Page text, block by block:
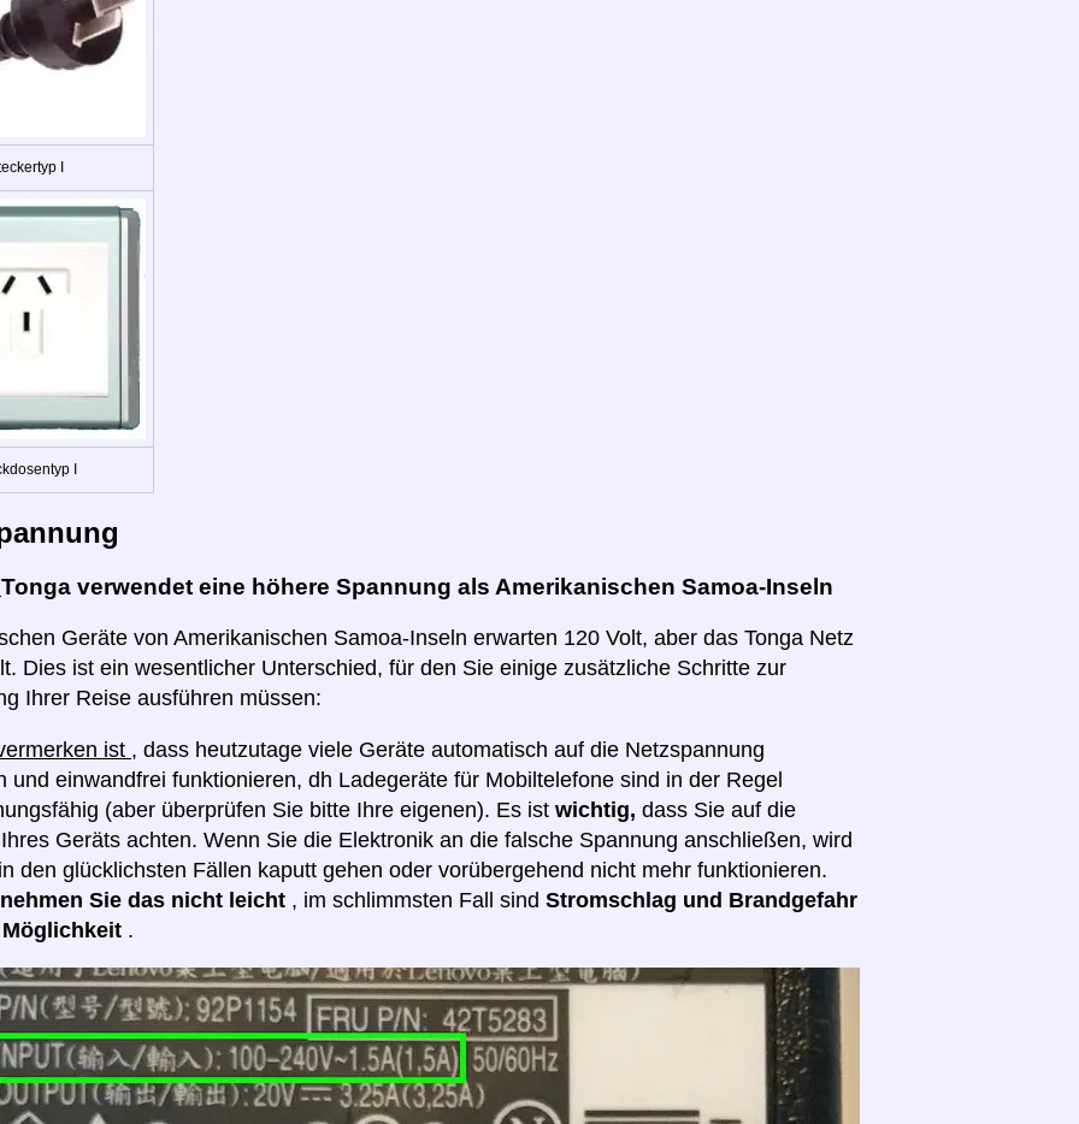
I
I
Tonga verwendet eine höhere Spannung als Amerikanischen Samoa-Inseln
Geräte von Amerikanischen Samoa-Inseln erwarten 120 Volt, aber das Tonga Netz
Dies ist ein wesentlicher Unterschied, für den Sie einige zusätzliche Schritte zur
Ihrer Reise ausführen müssen:
ist , dass heutzutage viele Geräte automatisch auf die Netzspannung
und einwandfrei funktionieren, dh Ladegeräte für Mobiltelefone sind in der Regel
(aber überprüfen Sie bitte Ihre eigenen). Es ist wichtig, dass Sie auf die
Geräts achten. Wenn Sie die Elektronik an die falsche Spannung anschließen, wird
den glücklichsten Fällen kaputt gehen oder vorübergehend nicht mehr funktionieren.
Sie das nicht leicht , im schlimmsten Fall sind Stromschlag und Brandgefahr
.